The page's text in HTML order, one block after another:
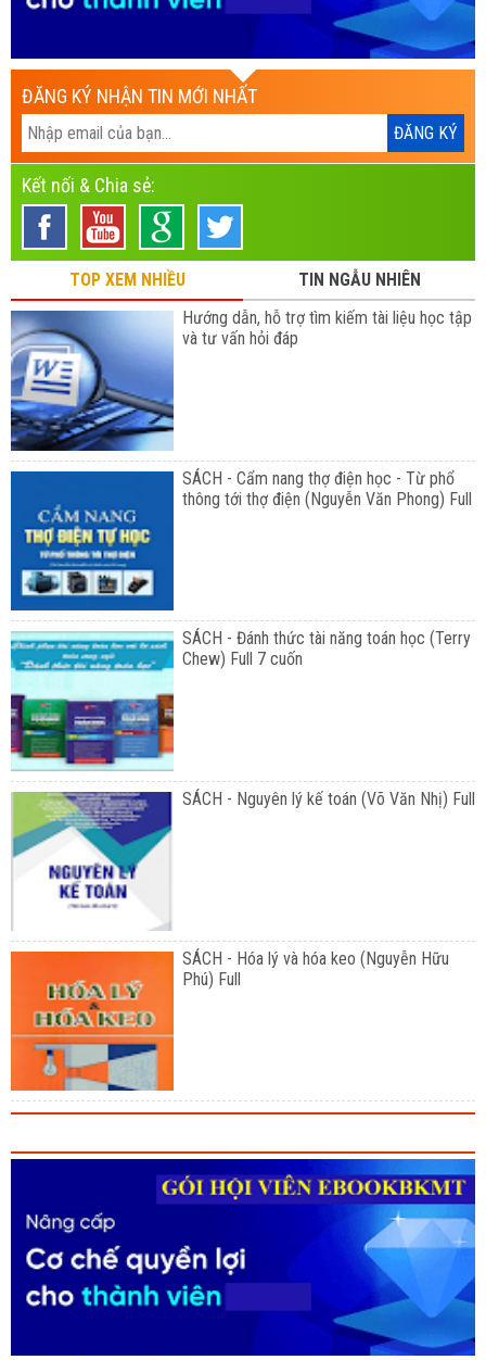
ĐĂNG KÝ NHẬN TIN MỚI NHẤT
Kết nối & Chia sẻ:
TOP XEM NHIỀU
TIN NGẪU NHIÊN
Hướng dẫn, hỗ trợ tìm kiếm tài liệu học tập
và tư vấn hỏi đáp
SÁCH - Cẩm nang thợ điện học - Từ phổ
thông tới thợ điện (Nguyễn Văn Phong) Full
SÁCH - Đánh thức tài năng toán học (Terry
Chew) Full 7 cuốn
SÁCH - Nguyên lý kế toán (Võ Văn Nhị) Full
SÁCH - Hóa lý và hóa keo (Nguyễn Hữu
Phú) Full